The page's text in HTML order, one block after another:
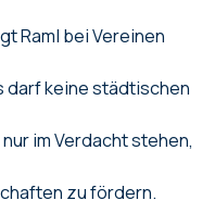
Raml bei Vereinen
darf keine städtischen
im Verdacht stehen,
zu fördern.